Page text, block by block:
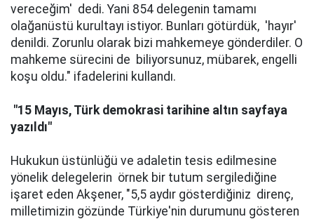
vereceğim' dedi. Yani 854 delegenin tamamı
olağanüstü kurultayı istiyor. Bunları götürdük, 'hayır'
denildi. Zorunlu olarak bizi mahkemeye gönderdiler. O
mahkeme sürecini de biliyorsunuz, mübarek, engelli
koşu oldu." ifadelerini kullandı.
"15 Mayıs, Türk demokrasi tarihine altın sayfaya
yazıldı"
Hukukun üstünlüğü ve adaletin tesis edilmesine
yönelik delegelerin örnek bir tutum sergilediğine
işaret eden Akşener, "5,5 aydır gösterdiğiniz direnç,
milletimizin gözünde Türkiye'nin durumunu gösteren